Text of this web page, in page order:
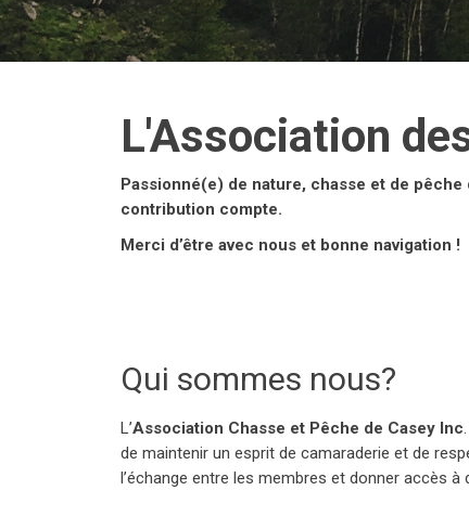
L'Association
Passionné(e) de nature, chasse et de
contribution compte.
Merci d’être avec nous et bonne navigation !
Qui sommes nous?
L’Association Chasse et Pêche de Casey Inc
de maintenir un esprit de camaraderie et de
l’échange entre les membres et donner accès